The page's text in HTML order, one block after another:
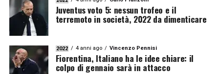
Juventus voto 5: nessun trofeo e il
terremoto in società, 2022 da dimenticare
2022 4 anni ago Vincenzo Pennisi
Fiorentina, Italiano ha le idee chiare: il
colpo di gennaio sarà in attacco